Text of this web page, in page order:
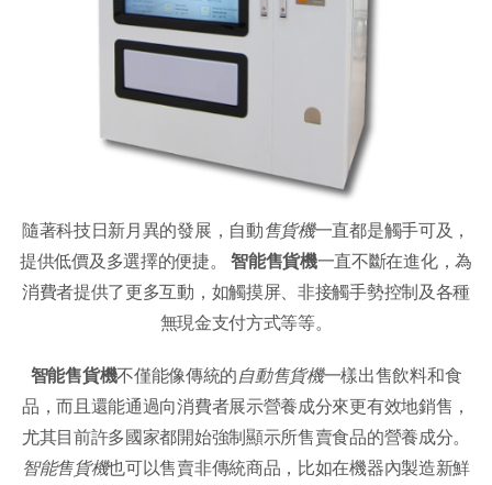
隨著科技日新月異的發展，自動售貨機一直都是觸手可及，
提供低價及多選擇的便捷。智能售貨機一直不斷在進化，為
消費者提供了更多互動，如觸摸屏、非接觸手勢控制及各種
無現金支付方式等等。
智能售貨機不僅能像傳統的自動售貨機一樣出售飲料和食
品，而且還能通過向消費者展示營養成分來更有效地銷售，
尤其目前許多國家都開始強制顯示所售賣食品的營養成分。
智能售貨機也可以售賣非傳統商品，比如在機器內製造新鮮